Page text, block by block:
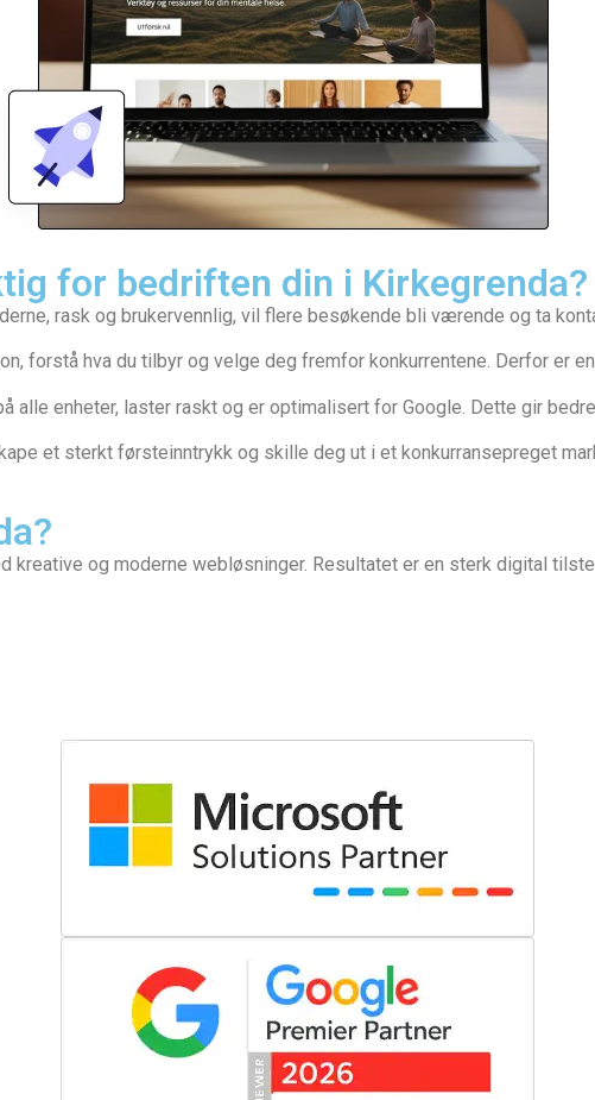
for bedriften din i Kirkegrenda?
rask og brukervennlig, vil flere besøkende bli værende og ta
forstå hva du tilbyr og velge deg fremfor konkurrentene. Derfor er
enheter, laster raskt og er optimalisert for Google. Dette gir
et sterkt førsteinntrykk og skille deg ut i et konkurransepreget
kreative og moderne webløsninger. Resultatet er en sterk digital